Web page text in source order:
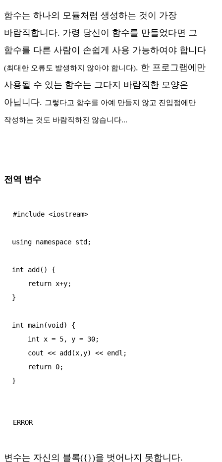
함수는 하나의 모듈처럼 생성하는 것이 가장
바람직합니다. 가령 당신이 함수를 만들었다면 그
함수를 다른 사람이 손쉽게 사용 가능하여야 합니다
(최대한 오류도 발생하지 않아야 합니다). 한 프로그램에만
사용될 수 있는 함수는 그다지 바람직한 모양은
아닙니다. 그렇다고 함수를 아예 만들지 않고 진입점에만
작성하는 것도 바람직하진 않습니다...
전역 변수
#include <iostream>
using namespace std;
int add() {
}
int main(void) {
}
ERROR
변수는 자신의 블록({})을 벗어나지 못합니다.